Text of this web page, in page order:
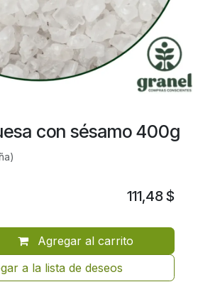
con sésamo 400g
Agregar al carrito
a la lista de deseos
111,48$